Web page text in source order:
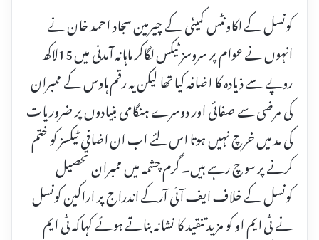
کونسل کے اکاونٹس کمیٹی کے چیرمین سجاد احمد خان نے
انہوں نے عوام پر سروسز ٹیکس لگاکر ماہانہ آمدنی میں 15لاکھ
روپے سے ذیادہ کا اضافہ کیا تھا لیکن یہ رقم ہاوس کے ممبران
کی مرضی سے صفائی اور دوسرے ہنگامی بنیادوں پر ضروریات
کی مد میں خرچ نہیں ہوتا اس لئے اب ان اضافی ٹیکسز کو ختم
کرنے پر سوچ رہے ہیں۔ گرم چشمہ میں ممبران تحصیل
کونسل کے خلاف ایف آئی آرکے اندراج پر اراکین کونسل
نے ٹی ایم او کو مزید تنقید کا نشانہ بناتے ہوئے کہاکہ ٹی ایم